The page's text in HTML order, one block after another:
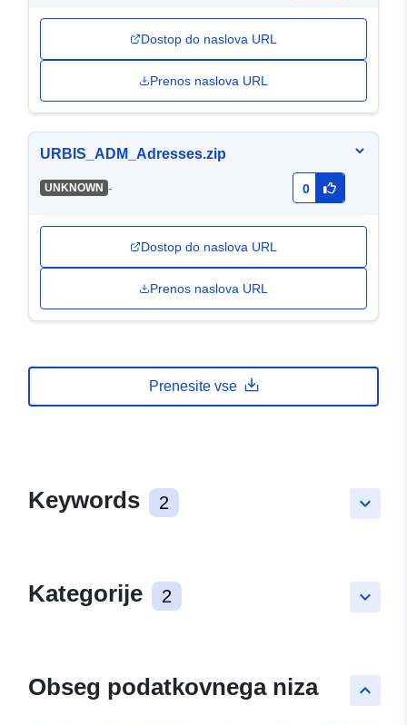
Dostop do naslova URL
Prenos naslova URL
URBIS_ADM_Adresses.zip
UNKNOWN - 0
Dostop do naslova URL
Prenos naslova URL
Prenesite vse
keyboard_arrow_down
Keywords 2
keyboard_arrow_down
Kategorije 2
keyboard_arrow_up
Obseg podatkovnega niza